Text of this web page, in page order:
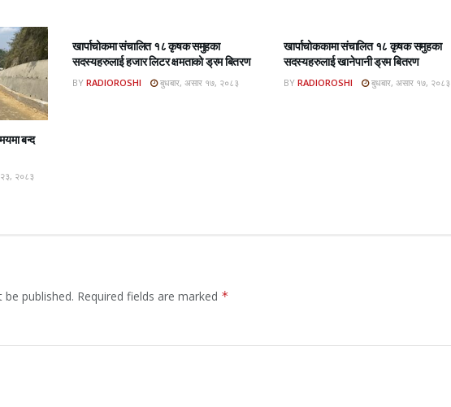
बन्द
२०८३
खार्पाचोकमा संचालित १८ कृषक समुहका
सदस्यहरुलाई हजार लिटर क्षमताको ड्रम बितरण
BY RADIOROSHI बुधबार, असार १७, २०८३
खार्पाचोककामा संचालित १८ कृषक समुहका
सदस्यहरुलाई खानेपानी ड्रम बितरण
BY RADIOROSHI बुधबार, असार १७, २०८३
published. Required fields are marked *